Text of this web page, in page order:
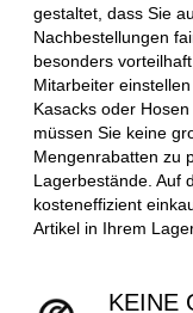
gestaltet, dass Sie
Nachbestellungen
besonders
Mitarbeiter
Kasacks oder
müssen Sie keine
Mengenrabatten zu
Lagerbestände. Auf
kosteneffizient
Artikel in Ihrem
KEINE